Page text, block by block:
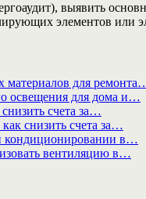
выявить
элементов или
материалов для
освещения для дома и…
счета за…
снизить счета за…
кондиционировании в…
вентиляцию в…